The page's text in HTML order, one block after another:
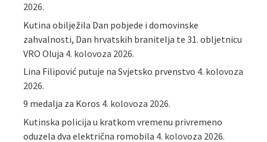
2026.
Kutina obilježila Dan pobjede i domovinske
zahvalnosti, Dan hrvatskih branitelja te 31. obljetnicu
VRO Oluja 4. kolovoza 2026.
Lina Filipović putuje na Svjetsko prvenstvo 4. kolovoza
2026.
9 medalja za Koros 4. kolovoza 2026.
Kutinska policija u kratkom vremenu privremeno
oduzela dva električna romobila 4. kolovoza 2026.